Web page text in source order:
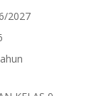
2027